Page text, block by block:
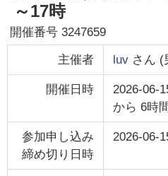
～17時
開催番号3247659
主催者 luvさん (
開催日時
2026-06-
から 6時
参加申し込み
締め切り日時
2026-06-